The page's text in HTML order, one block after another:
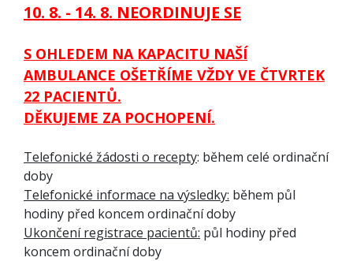
10. 8. - 14. 8. NEORDINUJE SE
S OHLEDEM NA KAPACITU NAŠÍ
AMBULANCE OŠETŘÍME VŽDY VE ČTVRTEK
22 PACIENTŮ.
DĚKUJEME ZA POCHOPENÍ.
Telefonické žádosti o recepty: během celé ordinační
doby
Telefonické informace na výsledky: během půl
hodiny před koncem ordinační doby
Ukončení registrace pacientů: půl hodiny před
koncem ordinační doby